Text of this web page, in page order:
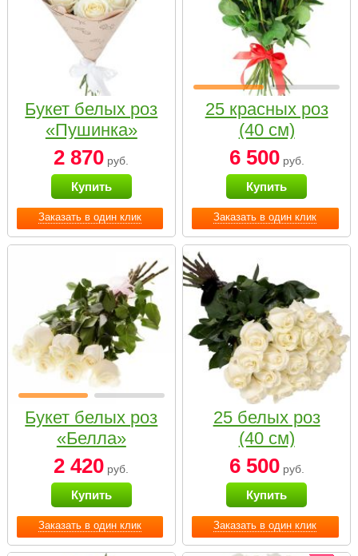
Заказать в один клик
Букет белых роз
«Пушинка»
2 870 руб.
Купить
Заказать в один клик
25 красных роз
(40 см)
6 500руб.
Купить
Заказать в один клик
Букет белых роз
«Белла»
2 420 руб.
Купить
Заказать в один клик
25 белых роз
(40 см)
6 500руб.
Купить